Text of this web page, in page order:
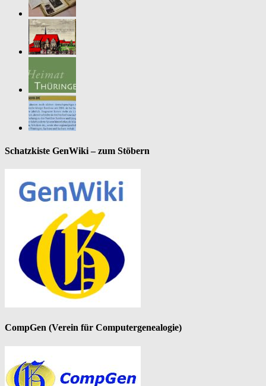
Schatzkiste GenWiki – zum Stöbern
CompGen (Verein für Computergenealogie)